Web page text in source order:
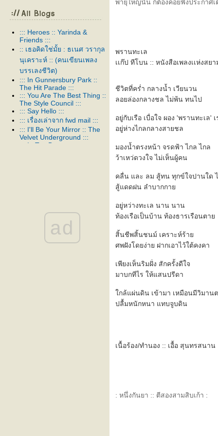
::: Heroes :: Yarinda &
Friends :::
:: เธอคิดใช่มั้ย : ธเนศ วรากุล
นุเคราะห์ :: (คนเขียนเพลง
บรรเลงชีวิต)
::: In Gunnersbury Park ::
The Hit Parade :::
::: You Are The Best Thing ::
The Style Council :::
::: Say Hello :::
::: เรื่องเล่าจาก fwd mail :::
::: I'll Be Your Mirror :: The
Velvet Underground :::
::: In Too Deep :::
::: งามเเต๊เเม่ปิง :::
::: need a ride ? :::
::: จริยธรรม (ethics) :::
ad
พายุใหญ่นั่น ก็ต้องคอยฟังประกาศเ
พรานทะเล
เเก๊ป ทีโบน :: หนังสือเพลงเเห่งสยา
ชีวิตที่คร่ำ กลางน้ำ เวียนวน
ลอยล่องกลางชล ไม่พ้น ทนไป
อยู่กับเรือ เบื่อใจ ผอง 'พรานทะเล' เ
อยู่ห่างไกลกลางสายชล
มองน้ำตรงหน้า จรดฟ้า ไกล ไกล
ว้าเหว่ดวงใจ ไม่เห็นผู้คน
คลื่น และ ลม สู้ทน ทุกข์ใจปานใด
สู้แดดฝน ลำบากกา
อยู่หว่างทะเล นาน นาน
ท้องเรือเป็นบ้าน ท้องธารเรือนตา
สิ้นชีพสิ้นชนม์ เคราะห์ร้า
ศพฝังโดยง่าย ฝากเอาไว้ใต้คงคา
เพียงเห็นริมฝั่ง สักครั้งดีใจ
มาบกทีไร ให้แสนปรีดา
กล้แผ่นดิน เข้ามา เหมือนมีวิมาน
ปลื้มหนักหนา แทบจูบดิน
เนื้อร้อง/ทำนอง :: เอื้อ สุนทรสนาน
: หนึ่งกันยา :: ตีสองสามสิบเก้า :